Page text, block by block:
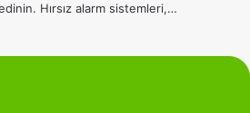
edinin. Hırsız alarm sistemleri,…